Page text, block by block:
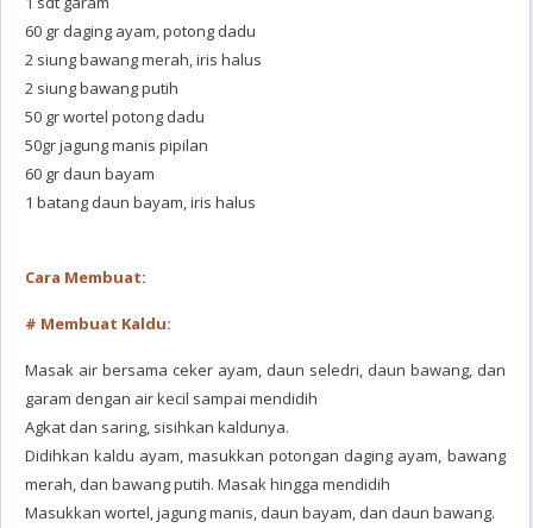
60 gr daging ayam, potong dadu
2 siung bawang merah, iris halus
2 siung bawang putih
50 gr wortel potong dadu
50gr jagung manis pipilan
60 gr daun bayam
1 batang daun bayam, iris halus
Cara Membuat:
# Membuat Kaldu:
Masak air bersama ceker ayam, daun seledri, daun bawang, dan
garam dengan air kecil sampai mendidih
Agkat dan saring, sisihkan kaldunya.
Didihkan kaldu ayam, masukkan potongan daging ayam, bawang
merah, dan bawang putih. Masak hingga mendidih
Masukkan wortel, jagung manis, daun bayam, dan daun bawang.